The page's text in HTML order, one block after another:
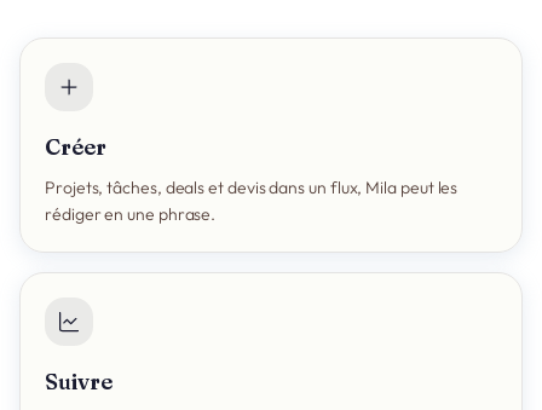
Créer
Projets, tâches, deals et devis dans un flux, Mila peut les
rédiger en une phrase.
Suivre